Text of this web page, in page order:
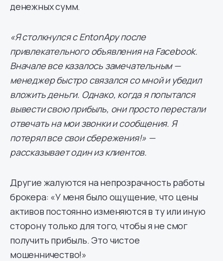
денежных сумм.
«Я столкнулся с EntonApy после
привлекательного объявления на Facebook.
Вначале все казалось замечательным —
менеджер быстро связался со мной и убедил
вложить деньги. Однако, когда я попытался
вывести свою прибыль, они просто перестали
отвечать на мои звонки и сообщения. Я
потерял все свои сбережения!» —
рассказывает один из клиентов.
Другие жалуются на непрозрачность работы
брокера: «У меня было ощущение, что цены
активов постоянно изменяются в ту или иную
сторону только для того, чтобы я не смог
получить прибыль. Это чистое
мошенничество!»